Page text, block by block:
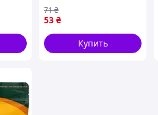
курицей брикет 180 г
(4820015102140)
53 ₴
71₴
Купить